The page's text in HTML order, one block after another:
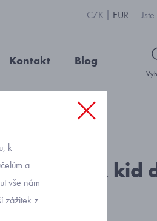
CZK EUR
Kontakt Blog
P2763_černošedá
Patty mix kid
k
a
vše nám
zážitek z